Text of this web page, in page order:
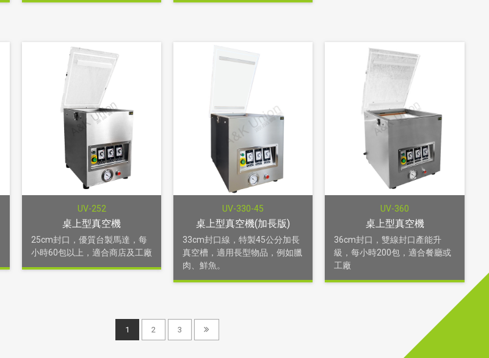
UV-252
桌上型真空機
25cm封口，優質台製馬達，每
小時60包以上，適合商店及工廠
UV-330-45
桌上型真空機(加長版)
33cm封口線，特製45公分加長
真空槽，適用長型物品，例如臘
肉、鮮魚。
UV-360
桌上型真空機
36cm封口，雙線封口產能升
級，每小時200包，適合餐廳或
工廠
1 2 3